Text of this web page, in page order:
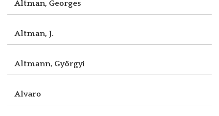
Altman, Georges
Altman, J.
Altmann, Györgyi
Alvaro